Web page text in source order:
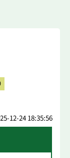
12-24 18:35:56